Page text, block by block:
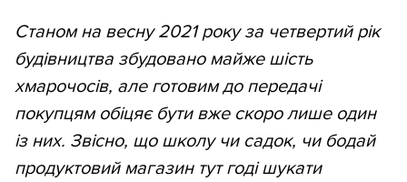
Станом на весну 2021 року за четвертий рік
будівництва збудовано майже шість
хмарочосів, але готовим до передачі
покупцям обіцяє бути вже скоро лише один
із них. Звісно, що школу чи садок, чи бодай
продуктовий магазин тут годі шукати